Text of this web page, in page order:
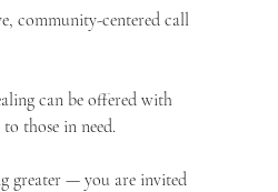
community-centered call
can be offered with
those in need.
greater — you are invited